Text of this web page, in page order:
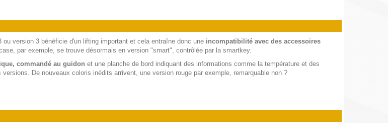
version 3 bénéficie d'un lifting important et cela entraîne donc une incompatibilité avec des accessoires
par exemple, se trouve désormais en version "smart", contrôlée par la smartkey.
commandé au guidon et une planche de bord indiquant des informations comme la température et des
De nouveaux coloris inédits arrivent, une version rouge par exemple, remarquable non ?